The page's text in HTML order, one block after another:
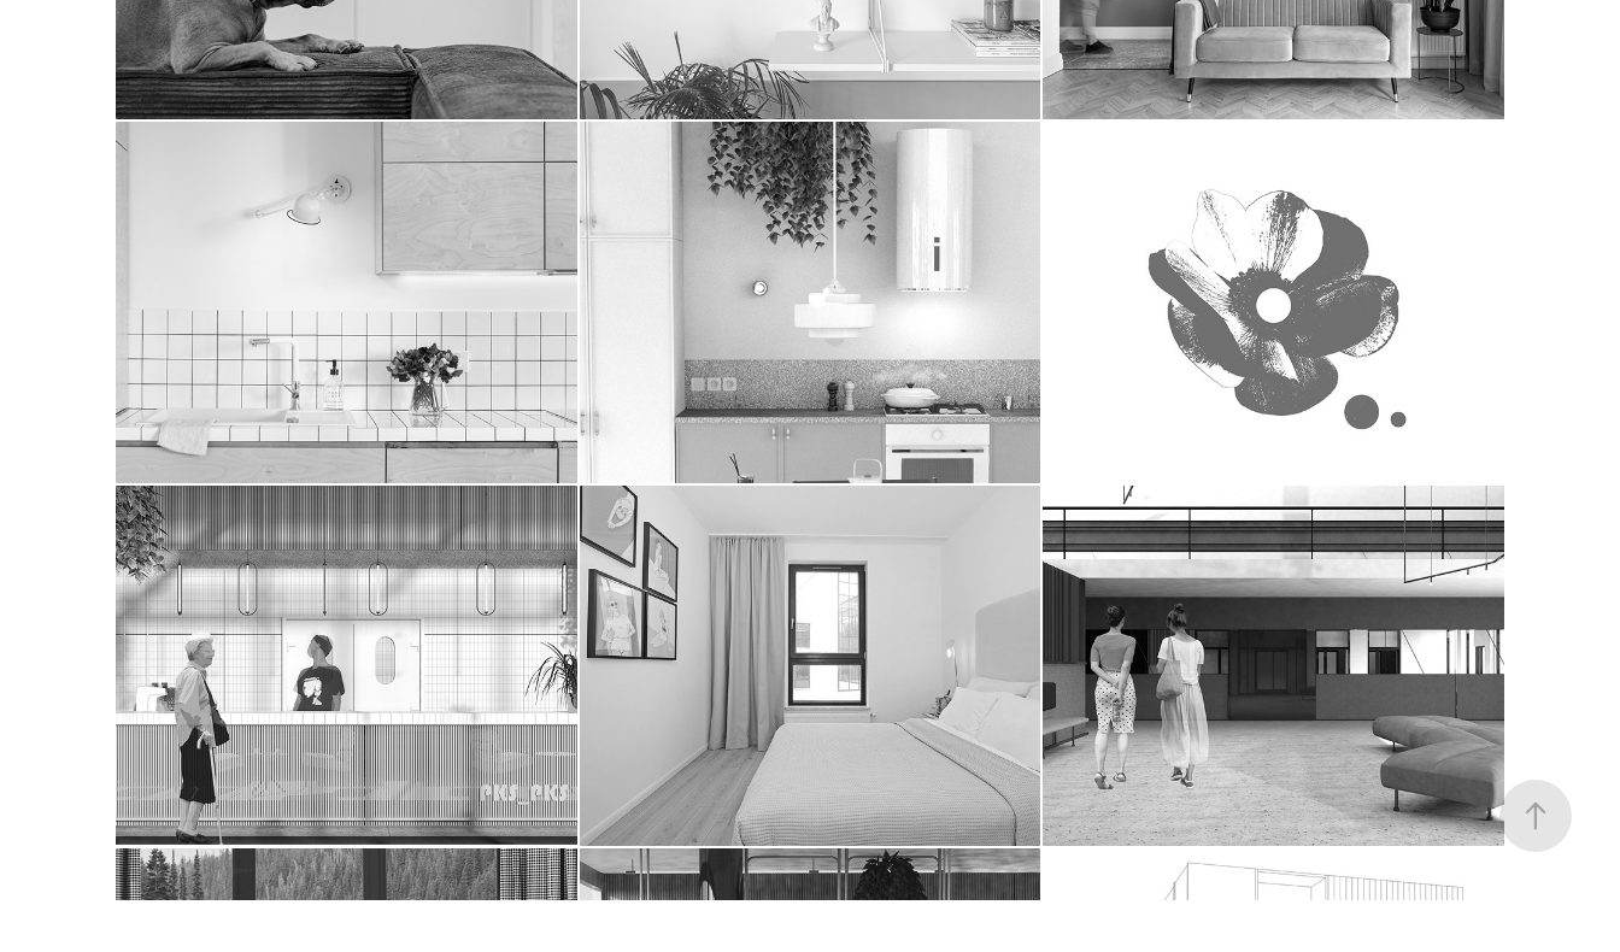
okap sercem kuchni II b&r
poczekalnia miasta norwida ogród sztuki